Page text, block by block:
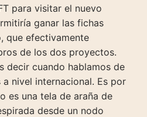
para visitar el nuevo
ganar las fichas
que efectivamente
de los dos proyectos.
decir cuando hablamos de
nivel internacional. Es por
es una tela de araña de
desde un nodo